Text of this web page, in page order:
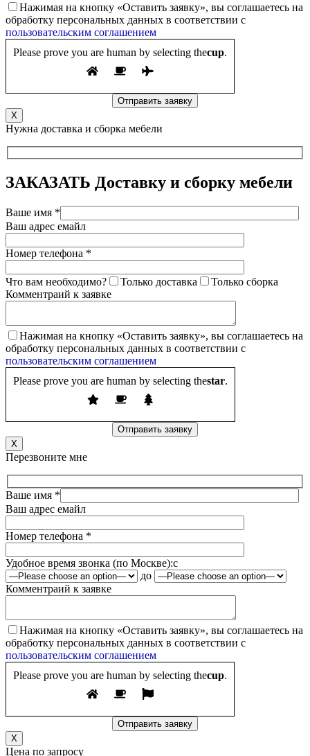
Нажимая на кнопку «Оставить заявку», вы соглашаетесь на
обработку персональных данных в соответствии с
пользовательским соглашением
Please prove you are human by selecting thecup.
X
Нужна доставка и сборка мебели
ЗАКАЗАТЬ Доставку и сборку мебели
Ваше имя *
Ваш адрес емайл
Номер телефона *
Что вам необходимо? Только доставка
Только сборка
Комментраий к заявке
Нажимая на кнопку «Оставить заявку», вы соглашаетесь на
обработку персональных данных в соответствии с
пользовательским соглашением
Please prove you are human by selecting thestar.
X
Перезвоните мне
Ваше имя *
Ваш адрес емайл
Номер телефона *
Удобное время звонка (по Москве):c
до
Комментраий к заявке
Нажимая на кнопку «Оставить заявку», вы соглашаетесь на
обработку персональных данных в соответствии с
пользовательским соглашением
Please prove you are human by selecting thecup.
X
Цена по запросу